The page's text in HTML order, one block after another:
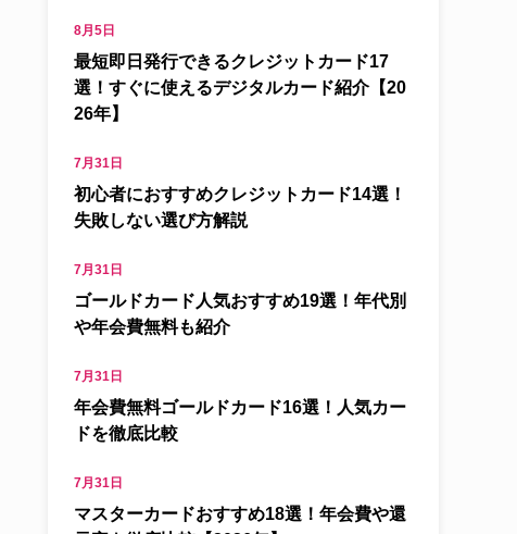
8月5日
最短即日発行できるクレジットカード17
選！すぐに使えるデジタルカード紹介【20
26年】
7月31日
初心者におすすめクレジットカード14選！
失敗しない選び方解説
7月31日
ゴールドカード人気おすすめ19選！年代別
や年会費無料も紹介
7月31日
年会費無料ゴールドカード16選！人気カー
ドを徹底比較
7月31日
マスターカードおすすめ18選！年会費や還